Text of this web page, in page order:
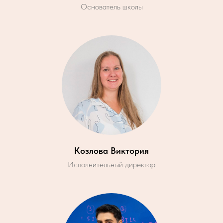
Основатель школы
Козлова Виктория
Исполнительный директор